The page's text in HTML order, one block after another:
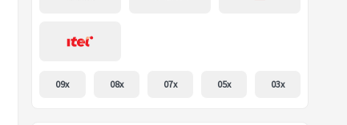
09x 08x 07x 05x 03x